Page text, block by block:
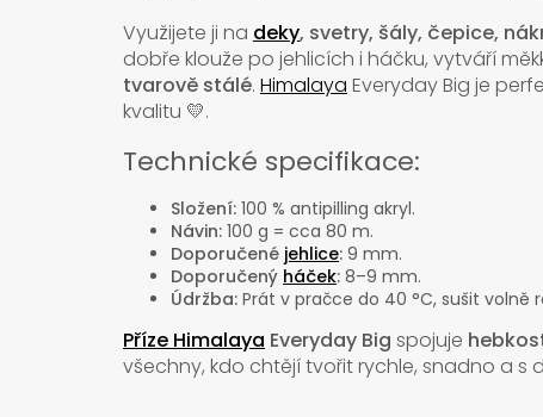
Využijete ji na deky, svetry, šály, čepice,
dobře klouže po jehlicích i háčku, vytváří
tvarově stálé. Himalaya Everyday Big je
kvalitu 💛.
Technické specifikace:
Složení: 100 % antipilling akryl.
Návin: 100 g = cca 80 m.
Doporučené jehlice: 9 mm.
Doporučený háček: 8–9 mm.
Údržba: Prát v pračce do 40 °C, sušit volně
Příze Himalaya Everyday Big spojuje
všechny, kdo chtějí tvořit rychle, snadno a s